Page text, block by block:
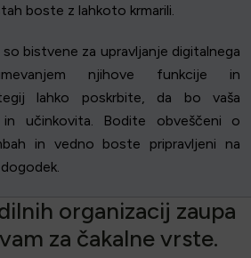
boste z lahkoto krmarili.
bistvene za upravljanje digitalnega
njihove funkcije in
lahko poskrbite, da bo vaša
in učinkovita. Bodite obveščeni o
in vedno boste pripravljeni na
ilnih organizacij zaupa
vam za čakalne vrste.